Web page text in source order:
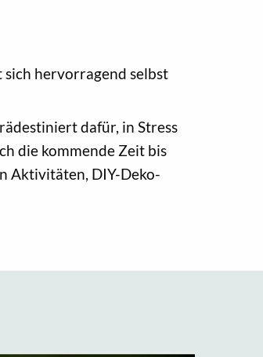
sich hervorragend selbst
dafür, in Stress
die kommende Zeit bis
Aktivitäten, DIY-Deko-